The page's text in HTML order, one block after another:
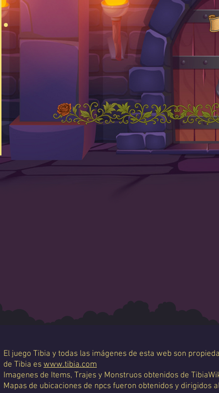
El juego Tibia y todas las imágenes de esta web son
de Tibia es www.tibia.com
Imagenes de Items, Trajes y Monstruos obtenidos de
Mapas de ubicaciones de npcs fueron obtenidos y dirigidos